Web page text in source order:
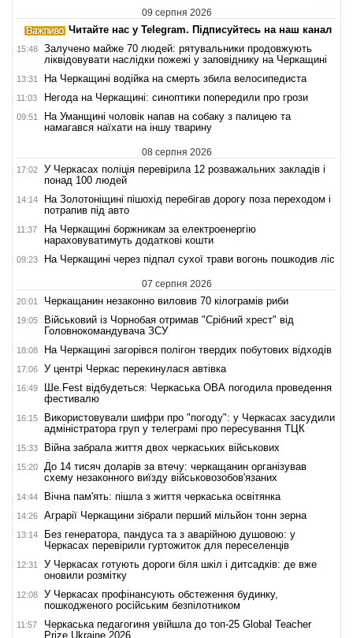
09 серпня 2026
Читайте нас у Telegram. Підписуйтесь на наш канал
15:48
Залучено майже 70 людей: рятувальники продовжують
ліквідовувати наслідки пожежі у заповіднику на Черкащині
13:31 На Черкащині водійка на смерть збила велосипедиста
11:03 Негода на Черкащині: синоптики попередили про грози
09:51
На Уманщині чоловік напав на собаку з палицею та
намагався наїхати на іншу тварину
08 серпня 2026
17:02
У Черкасах поліція перевірила 12 розважальних закладів і
понад 100 людей
14:14
На Золотоніщині пішохід перебігав дорогу поза переходом і
потрапив під авто
11:37
На Черкащині боржникам за електроенергію
нараховуватимуть додаткові кошти
09:23 На Черкащині через підпал сухої трави вогонь пошкодив ліс
07 серпня 2026
20:01 Черкащанин незаконно виловив 70 кілограмів риби
19:05
Військовий із Чорнобая отримав "Срібний хрест" від
Головнокомандувача ЗСУ
18:08 На Черкащині загорівся полігон твердих побутових відходів
17:06 У центрі Черкас перекинулася автівка
16:49
Ше.Fest відбудеться: Черкаська ОВА погодила проведення
фестивалю
16:15
Використовували шифри про "погоду": у Черкасах засудили
адміністратора груп у телеграмі про пересування ТЦК
15:33 Війна забрала життя двох черкаських військових
15:20
До 14 тисяч доларів за втечу: черкащанин організував
схему незаконного виїзду військовозобов'язаних
14:44 Вічна пам'ять: пішла з життя черкаська освітянка
14:26 Аграрії Черкащини зібрали перший мільйон тонн зерна
13:14
Без генератора, пандуса та з аварійною душовою: у
Черкасах перевірили гуртожиток для переселенців
12:31
У Черкасах готують дороги біля шкіл і дитсадків: де вже
оновили розмітку
12:08
У Черкасах профінансують обстеження будинку,
пошкодженого російським безпілотником
11:57
Черкаська педагогиня увійшла до топ-25 Global Teacher
Prize Ukraine 2026